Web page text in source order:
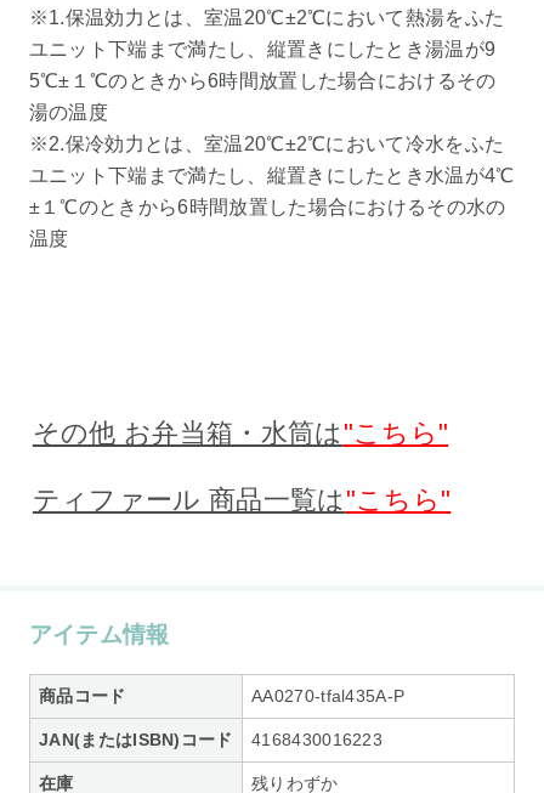
※1.保温効力とは、室温20℃±2℃において熱湯をふた
ユニット下端まで満たし、縦置きにしたとき湯温が9
5℃±１℃のときから6時間放置した場合におけるその
湯の温度
※2.保冷効力とは、室温20℃±2℃において冷水をふた
ユニット下端まで満たし、縦置きにしたとき水温が4℃
±１℃のときから6時間放置した場合におけるその水の
温度
その他 お弁当箱・水筒は "こちら"
ティファール 商品一覧は "こちら"
アイテム情報
商品コード AA0270-tfal435A-P
JAN(またはISBN)コード 4168430016223
在庫 残りわずか